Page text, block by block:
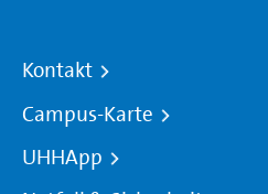
Kontakt
Campus-Karte
UHHApp